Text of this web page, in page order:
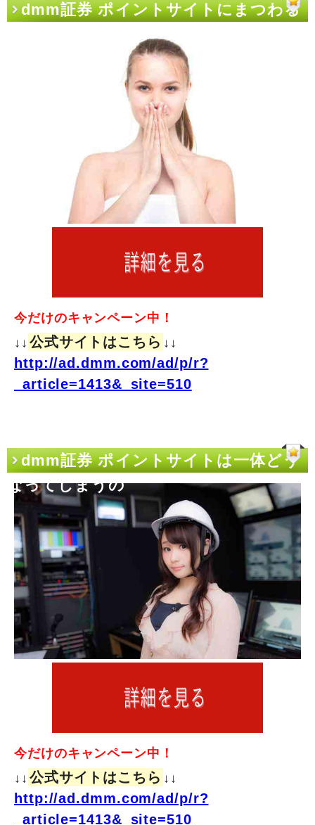
dmm証券 ポイントサイトにまつわる
今だけのキャンペーン中！
↓↓ 公式サイトはこちら ↓↓
http://ad.dmm.com/ad/p/r?
_article=1413&_site=510
dmm証券 ポイントサイトは一体どう
なってしまうの
今だけのキャンペーン中！
↓↓ 公式サイトはこちら ↓↓
http://ad.dmm.com/ad/p/r?
_article=1413&_site=510